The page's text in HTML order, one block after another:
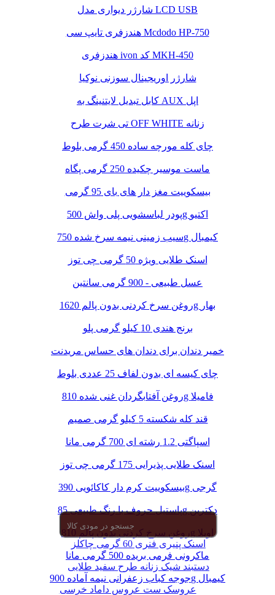
اسنک پنیری فنری 60 گرمی چاکلز
دستبند شیک زنانه طرح سفید طلایی
عروسک ست عروس داماد خرسی
شارژر دیواری مدل LCD USB
هندزفری تایپ سی Mcdodo HP-750
هندزفری ivon کد MKH-450
شارژر اوریجینال سوزنی نوکیا
کابل تبدیل لایتنینگ به AUX اپل
تی شرت طرح OFF WHITE زنانه
چای کله مورچه ساده 450 گرمی بلوط
ماست موسیر چکیده 250 گرمی پگاه
بیسکوییت مغز دار های بای 95 گرمی
پودر لباسشویی پلی واش 500g اکتیو
سیب زمینی نیمه سرخ شده 750g کیمبال
اسنک طلایی ویژه 50 گرمی چی توز
عسل طبیعی - 900 گرمی سانتین
روغن سرخ کردنی بدون پالم 1620g بهار
برنج هندی 10 کیلو گرمی پلو
خمیر دندان برای دندان های حساس مریدنت
چای کیسه ای بدون لفاف 25 عددی بلوط
روغن آفتابگردان غنی شده 810g فامیلا
قند کله شکسته 5 کیلو گرمی صمیم
اسپاگتی 1.2 رشته ای 700 گرمی مانا
اسنک طلایی پذیرایی 175 گرمی چی توز
بیسکوییت کرم دار کاکائویی 390g گرجی
پاستیل حروف با رنگ طبیعی 85g دکتربن
روغن سرخ کردنی بدون پالم 810g اویلا
ماکرونی فرمی بریده 500 گرمی مانا
جوجه کباب زعفرانی نیمه آماده 900g کیمبال